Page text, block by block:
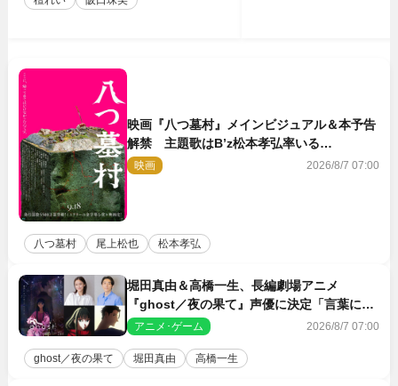
映画『八つ墓村』メインビジュアル＆本予告
解禁 主題歌はB’z松本孝弘率いる
TMG「DOOM」に決定
映画 2026/8/7 07:00
八つ墓村 尾上松也 松本孝弘
堀田真由＆高橋一生、長編劇場アニメ
『ghost／夜の果て』声優に決定「言葉には
できない沢山の感情を思い出しました」
アニメ･ゲーム 2026/8/7 07:00
ghost／夜の果て 堀田真由 高橋一生